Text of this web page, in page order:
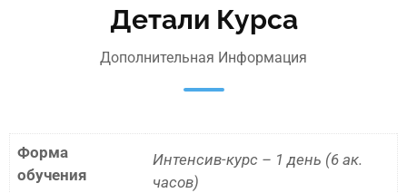
Детали Курса
Дополнительная Информация
Форма
обучения
Интенсив-курс – 1 день (6 ак.
часов)